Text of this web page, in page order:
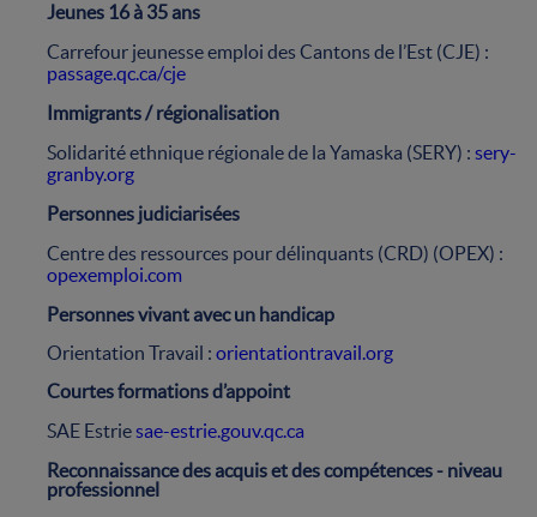
Jeunes 16 à 35 ans
Carrefour jeunesse emploi des Cantons de l’Est (CJE) :
passage.qc.ca/cje
Immigrants / régionalisation
Solidarité ethnique régionale de la Yamaska (SERY) :sery-
granby.org
Personnes judiciarisées
Centre des ressources pour délinquants (CRD) (OPEX) :
opexemploi.com
Personnes vivant avec un handicap
Orientation Travail :orientationtravail.org
Courtes formations d’appoint
SAE Estriesae-estrie.gouv.qc.ca
Reconnaissance des acquis et des compétences - niveau
professionnel